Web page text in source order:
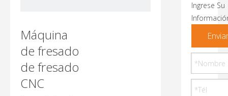
Máquina
de fresado
de fresado
CNC
Ingrese Su